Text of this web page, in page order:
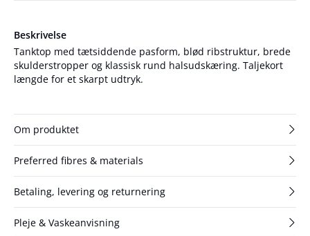
Beskrivelse
Tanktop med tætsiddende pasform, blød ribstruktur, brede
skulderstropper og klassisk rund halsudskæring. Taljekort
længde for et skarpt udtryk.
Om produktet
Preferred fibres & materials
Betaling, levering og returnering
Pleje & Vaskeanvisning